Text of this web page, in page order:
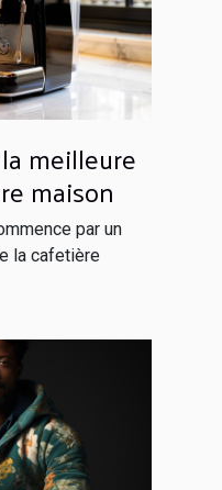
meilleure
maison
par un
la cafetière